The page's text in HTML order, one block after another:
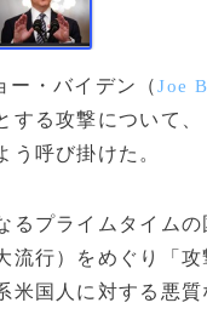
ー・バイデン（Joe
する攻撃について
う呼び掛けた。
プライムタイム
流行）をめぐり「
米国人に対する悪